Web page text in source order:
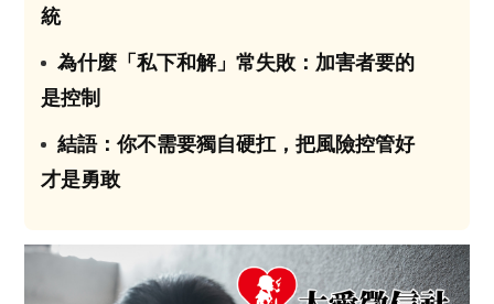
統
為什麼「私下和解」常失敗：加害者要的
是控制
結語：你不需要獨自硬扛，把風險控管好
才是勇敢